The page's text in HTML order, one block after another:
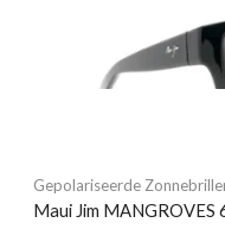
Gepolariseerde
Maui Jim MANGROVES